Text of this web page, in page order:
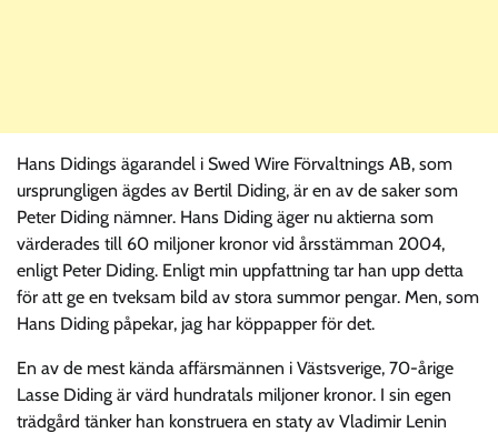
Hans Didings ägarandel i Swed Wire Förvaltnings AB, som
ursprungligen ägdes av Bertil Diding, är en av de saker som
Peter Diding nämner. Hans Diding äger nu aktierna som
värderades till 60 miljoner kronor vid årsstämman 2004,
enligt Peter Diding. Enligt min uppfattning tar han upp detta
för att ge en tveksam bild av stora summor pengar. Men, som
Hans Diding påpekar, jag har köppapper för det.
En av de mest kända affärsmännen i Västsverige, 70-årige
Lasse Diding är värd hundratals miljoner kronor. I sin egen
trädgård tänker han konstruera en staty av Vladimir Lenin